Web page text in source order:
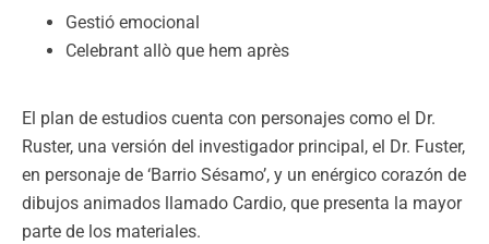
Gestió emocional
Celebrant allò que hem après
El plan de estudios cuenta con personajes como el Dr.
Ruster, una versión del investigador principal, el Dr. Fuster,
en personaje de ‘Barrio Sésamo’, y un enérgico corazón de
dibujos animados llamado Cardio, que presenta la mayor
parte de los materiales.